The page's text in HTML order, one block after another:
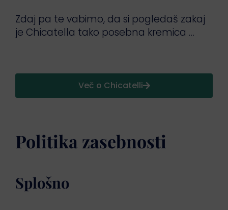
Zdaj pa te vabimo, da si pogledaš zakaj
je Chicatella tako posebna kremica …
Več o Chicatelli
Politika zasebnosti
Splošno